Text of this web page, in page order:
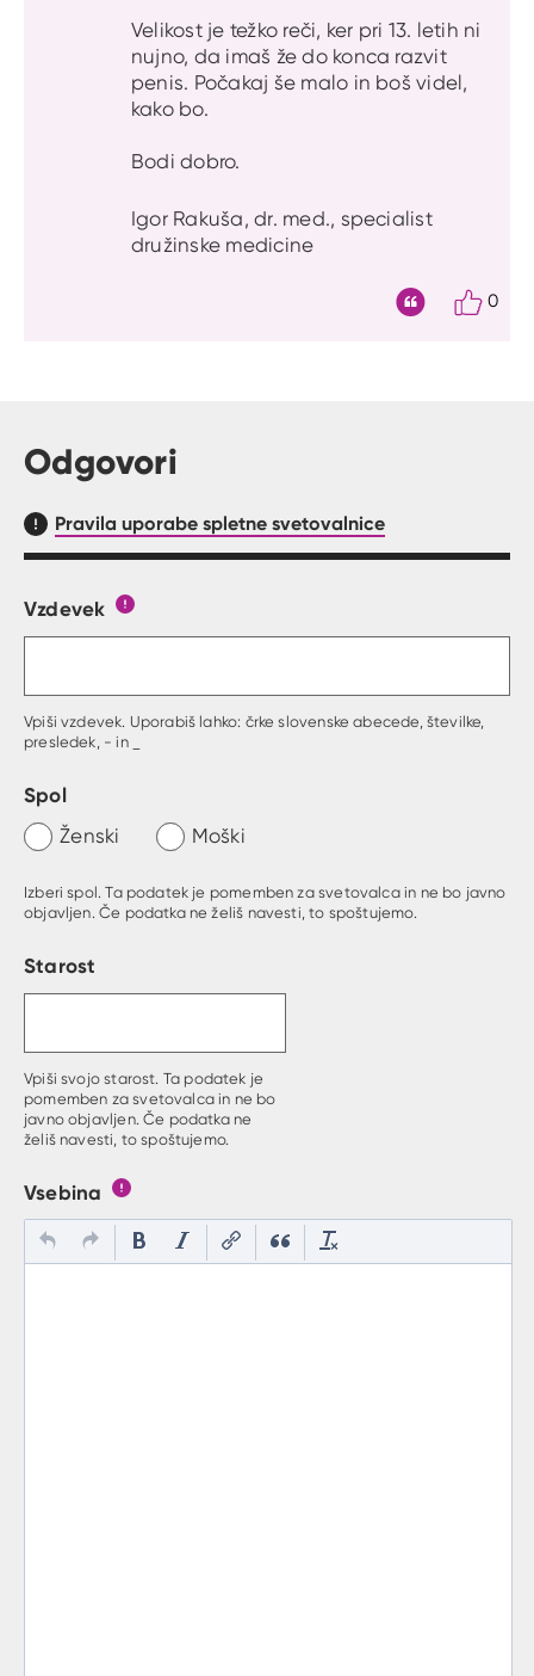
Velikost je težko reči, ker pri 13. letih ni
nujno, da imaš že do konca razvit
penis. Počakaj še malo in boš videl,
kako bo.
Bodi dobro.
Igor Rakuša, dr. med., specialist
družinske medicine
0
Odgovori
Pravila uporabe spletne svetovalnice
Obrazec, kjer lahko zastaviš vprašanje
Vzdevek
Vpiši vzdevek. Uporabiš lahko: črke slovenske abecede, številke,
presledek, - in _
Spol
Ženski Moški
Izberi spol. Ta podatek je pomemben za svetovalca in ne bo javno
objavljen. Če podatka ne želiš navesti, to spoštujemo.
Starost
Vpiši svojo starost. Ta podatek je
pomemben za svetovalca in ne bo
javno objavljen. Če podatka ne
želiš navesti, to spoštujemo.
Vsebina